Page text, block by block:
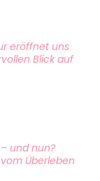
eröffnet uns
Blick auf
und nun?
Überleben